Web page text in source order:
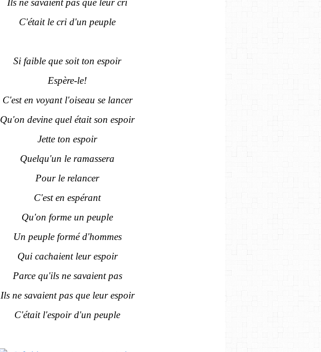
Ils ne savaient pas que leur cri
C'était le cri d'un peuple
Si faible que soit ton espoir
Espère-le!
C'est en voyant l'oiseau se lancer
Qu'on devine quel était son espoir
Jette ton espoir
Quelqu'un le ramassera
Pour le relancer
C'est en espérant
Qu'on forme un peuple
Un peuple formé d'hommes
Qui cachaient leur espoir
Parce qu'ils ne savaient pas
Ils ne savaient pas que leur espoir
C'était l'espoir d'un peuple